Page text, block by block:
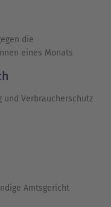
die
eines Monats
und Verbraucherschutz
Amtsgericht